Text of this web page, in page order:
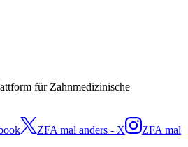
für Zahnmedizinische
ZFA mal anders - X
ZFA mal